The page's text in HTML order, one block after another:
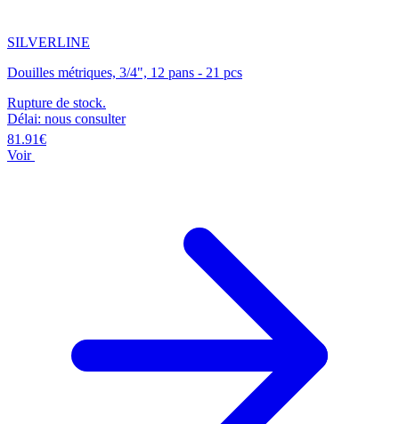
SILVERLINE
Douilles métriques, 3/4", 12 pans - 21 pcs
Rupture de stock.
Délai: nous consulter
81.91€
Voir